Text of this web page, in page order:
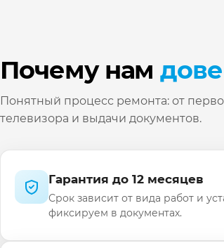
Почему нам
Понятный процесс ремонта: от
телевизора и выдачи документов.
Гарантия до 12 месяцев
Срок зависит от вида работ и
фиксируем в документах.